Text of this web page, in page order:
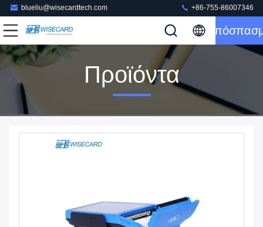
blueliu@wisecardtech.com +86-755-86007346
Προϊόντα